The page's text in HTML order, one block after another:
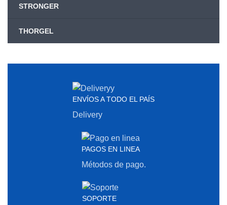
STRONGER
THORGEL
ENVÍOS A TODO EL PAÍS
Delivery
PAGOS EN LINEA
Métodos de pago.
SOPORTE